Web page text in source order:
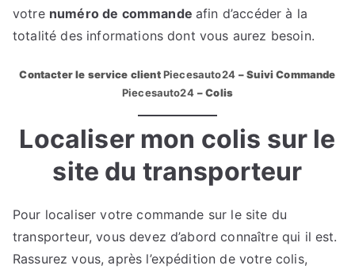
votre numéro de commandeafin d’accéder à la
totalité des informations dont vous aurez besoin.
Contacter le service clientPiecesauto24 – Suivi Commande
Piecesauto24 – Colis
Localiser mon colis sur le
site du transporteur
Pour localiser votre commande sur le site du
transporteur, vous devez d’abord connaître qui il est.
Rassurez vous, après l’expédition de votre colis,